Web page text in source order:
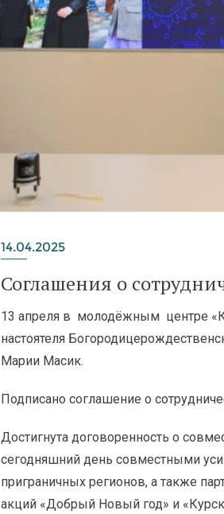
14.04.2025
Соглашения о
13 апреля в молодёжным центре
настоятеля
Марии Масик.
Подписано соглашение о
Достигнута договоренность о
сегодняшний день совместными
приграничных регионов, а также
акций «Добрый Новый год» и